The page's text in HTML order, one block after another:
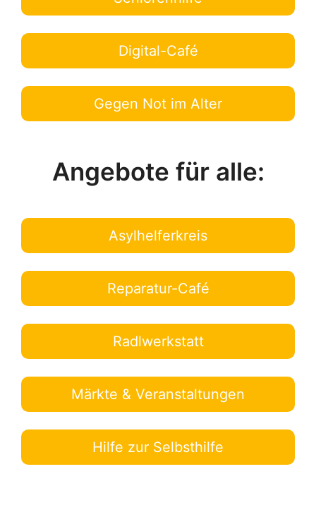
Digital-Café
Gegen Not im Alter
Angebote für alle:
Asylhelferkreis
Reparatur-Café
Radlwerkstatt
Märkte & Veranstaltungen
Hilfe zur Selbsthilfe